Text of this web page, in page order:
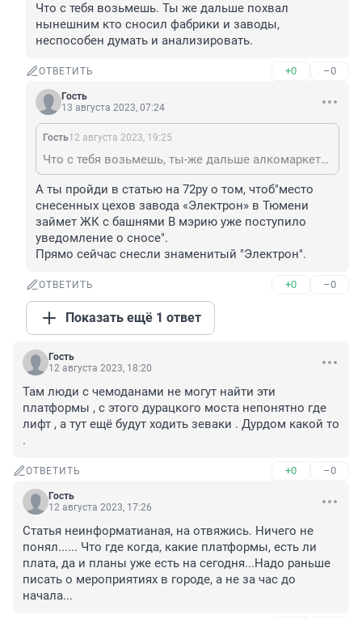
Что с тебя возьмешь. Ты же дальше похвал
нынешним кто сносил фабрики и заводы,
неспособен думать и анализировать.
ОТВЕТИТЬ +0 –0
Гость
13 августа 2023, 07:24
Гость12 августа 2023, 19:25
Что с тебя возьмешь, ты-же дальше алкомаркета все равно не способен пройти...
А ты пройди в статью на 72ру о том, чтоб"место
снесенных цехов завода «Электрон» в Тюмени
займет ЖК с башнями В мэрию уже поступило
уведомление о сносе".
Прямо сейчас снесли знаменитый "Электрон".
ОТВЕТИТЬ +0 –0
Показать ещё 1 ответ
Гость
12 августа 2023, 18:20
Там люди с чемоданами не могут найти эти
платформы , с этого дурацкого моста непонятно где
лифт , а тут ещё будут ходить зеваки . Дурдом какой то
.
ОТВЕТИТЬ +0 –0
Гость
12 августа 2023, 17:26
Статья неинформатианая, на отвяжись. Ничего не
понял...... Что где когда, какие платформы, есть ли
плата, да и планы уже есть на сегодня...Надо раньше
писать о мероприятиях в городе, а не за час до
начала...